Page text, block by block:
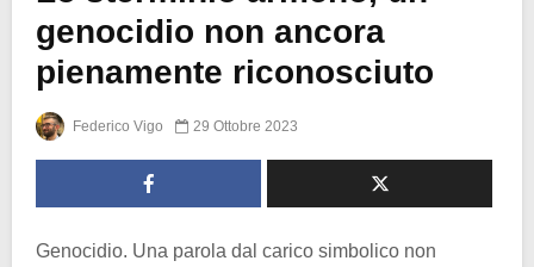
genocidio non ancora
pienamente riconosciuto
Federico Vigo 29 Ottobre 2023
Genocidio. Una parola dal carico simbolico non